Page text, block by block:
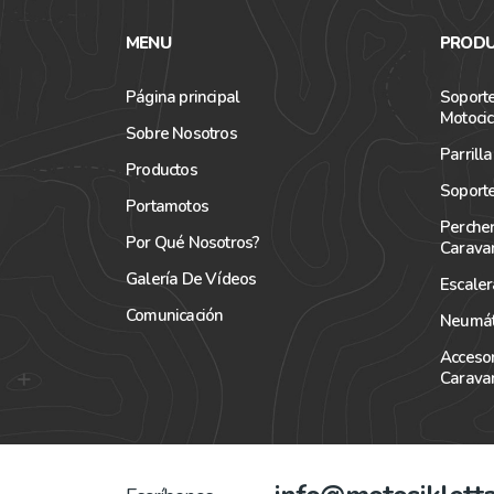
MENU
Página principal
Sobre Nosotros
Productos
Portamotos
Por Qué Nosotros?
Galería De Vídeos
Comunicación